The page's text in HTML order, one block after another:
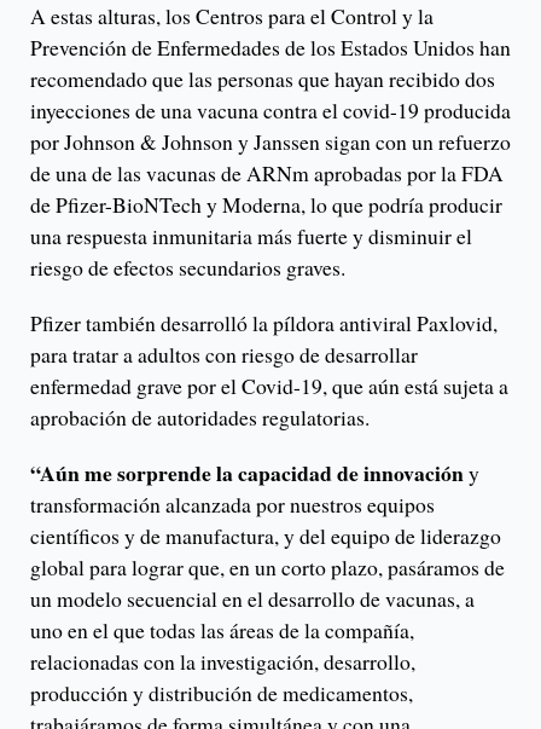
A estas alturas, los Centros para el Control y la
Prevención de Enfermedades de los Estados Unidos han
recomendado que las personas que hayan recibido dos
inyecciones de una vacuna contra el covid-19 producida
por Johnson & Johnson y Janssen sigan con un refuerzo
de una de las vacunas de ARNm aprobadas por la FDA
de Pfizer-BioNTech y Moderna, lo que podría producir
una respuesta inmunitaria más fuerte y disminuir el
riesgo de efectos secundarios graves.
Pfizer también desarrolló la píldora antiviral Paxlovid,
para tratar a adultos con riesgo de desarrollar
enfermedad grave por el Covid-19, que aún está sujeta a
aprobación de autoridades regulatorias.
“Aún me sorprende la capacidad de innovacióny
transformación alcanzada por nuestros equipos
científicos y de manufactura, y del equipo de liderazgo
global para lograr que, en un corto plazo, pasáramos de
un modelo secuencial en el desarrollo de vacunas, a
uno en el que todas las áreas de la compañía,
relacionadas con la investigación, desarrollo,
producción y distribución de medicamentos,